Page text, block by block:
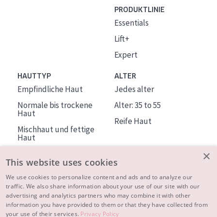
PRODUKTLINIE
Essentials
Lift+
Expert
HAUTTYP
Empfindliche Haut
Normale bis trockene
Haut
Mischhaut und fettige
Haut
Haut
ALTER
Jedes alter
Alter: 35 to 55
Reife Haut
ÜBER DIADERMINE
Mehr über uns
×
This website uses cookies
We use cookies to personalize content and ads and to analyze our
traffic. We also share information about your use of our site with our
advertising and analytics partners who may combine it with other
information you have provided to them or that they have collected from
your use of their services. Privacy Policy